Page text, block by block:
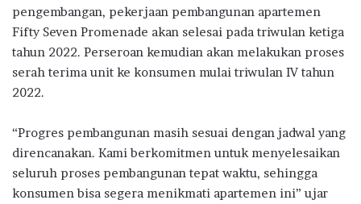
pengembangan, pekerjaan pembangunan apartemen
Fifty Seven Promenade akan selesai pada triwulan ketiga
tahun 2022. Perseroan kemudian akan melakukan proses
serah terima unit ke konsumen mulai triwulan IV tahun
2022.
“Progres pembangunan masih sesuai dengan jadwal yang
direncanakan. Kami berkomitmen untuk menyelesaikan
seluruh proses pembangunan tepat waktu, sehingga
konsumen bisa segera menikmati apartemen ini” ujar